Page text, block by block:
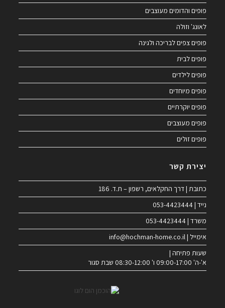
פופים והדומים מעוצבים
לאונג' וזולה
פופים צפים לבריכה ולגינה
פופים לבית
פופים לילדים
פופים מיוחדים
פופים יוקרתיים
פופים מעוצבים
פופים זולים
יצירת קשר
כתובת | דרך החקלאים, רשפון – ת.ד. 186
נייד | 053-4423444
משרד | 053-4423444
אימייל | info@hochman-home.co.il
שעות פתיחה |
א'-ה' 09:00-17:00 ו' 08:30-12:00 שבת סגור